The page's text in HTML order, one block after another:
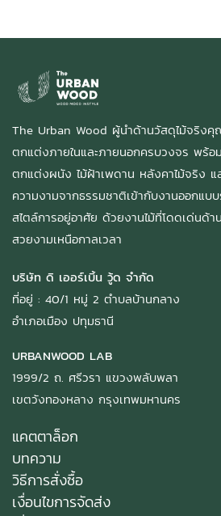
The Urban Wood ผู้นำด้านวัสดุไม้จริง
ตกแต่งภายในและภายนอกครบวงจร พร้อ
ตกแต่งผนัง ไม้ฝ้าเพดาน หลังคาไม้จริง แ
ความงามจากธรรมชาติเข้ากับงานออกแ
สไตล์การอยู่อาศัย ด้วยงานไม้ที่โดดเด่นด้
สวยงามเหนือกาลเวลา
บริษัท ดิ เออร์เบิ้น วู้ด จำกัด
ที่อยู่ : 40/1 หมู่ 2 ตำบลบ้านกลาง
อำเภอเมือง ปทุมธานี
URBANWOOD LAB
1999/2 ถ. ศรีวรา แขวงพลับพลา
เขตวังทองหลาง กรุงเทพมหานคร
แคตตาล็อก
บทความ
วิธีการสั่งซื้อ
เงื่อนไขการจัดส่ง